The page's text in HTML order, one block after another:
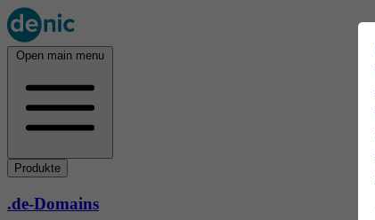
Open main menu
Produkte
.de-Domains